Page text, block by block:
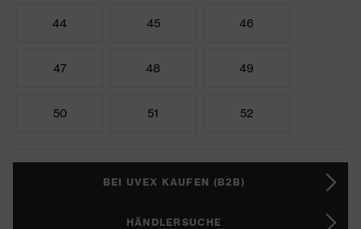
44 45 46
47 48 49
50 51 52
BEI UVEX KAUFEN (B2B)
HÄNDLERSUCHE